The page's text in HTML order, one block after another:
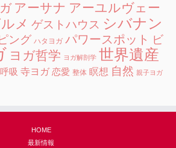
アーサナ アーユルヴェー
メ ゲストハウス シバナン
ング ハタヨガ パワースポット ビ
ヨガ哲学 ヨガ解剖学 世界遺産
呼吸 寺ヨガ 恋愛 整体 瞑想 自然 親子ヨガ
HOME
最新情報